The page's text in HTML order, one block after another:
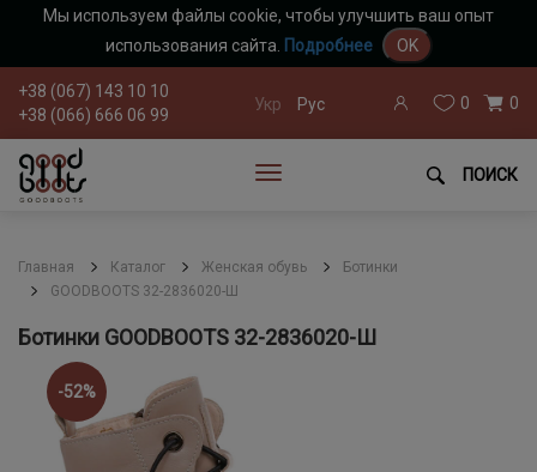
Мы используем файлы cookie, чтобы улучшить ваш опыт
использования сайта. Подробнее OK
+38 (067) 143 10 10
+38 (066) 666 06 99
Укр Рус 0 0
ПОИСК
Главная Каталог Женская обувь
Ботинки
GOODBOOTS 32-2836020-Ш
Ботинки GOODBOOTS 32-2836020-Ш
-52%